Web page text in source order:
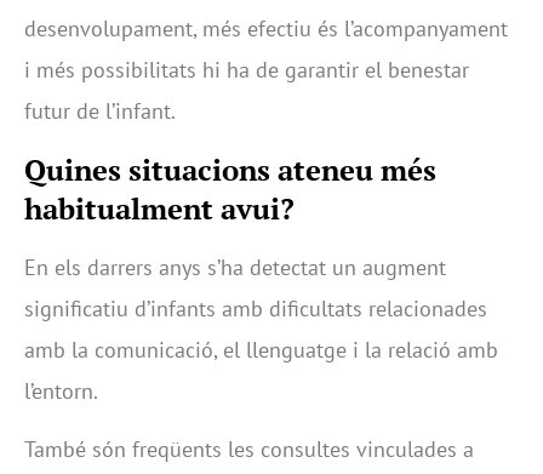
desenvolupament, més efectiu és l’acompanyament
i més possibilitats hi ha de garantir el benestar
futur de l’infant.
Quines situacions ateneu més
habitualment avui?
En els darrers anys s’ha detectat un augment
significatiu d’infants amb dificultats relacionades
amb la comunicació, el llenguatge i la relació amb
l’entorn.
També són freqüents les consultes vinculades a